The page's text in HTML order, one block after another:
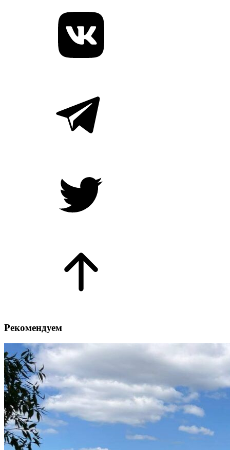
Рекомендуем